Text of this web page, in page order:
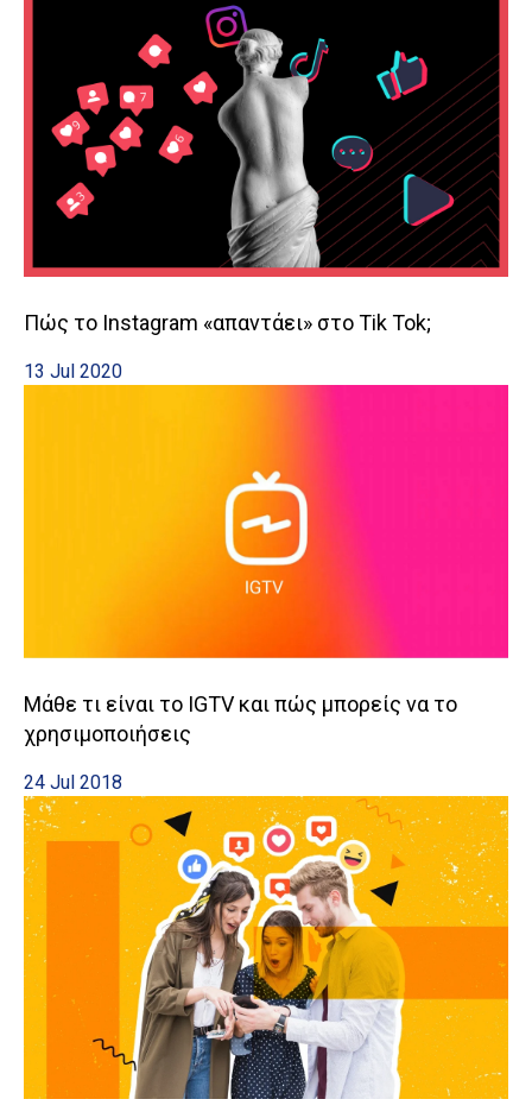
Πώς το Instagram «απαντάει» στο Tik Tok;
13 Jul 2020
Μάθε τι είναι το IGTV και πώς μπορείς να το
χρησιμοποιήσεις
24 Jul 2018